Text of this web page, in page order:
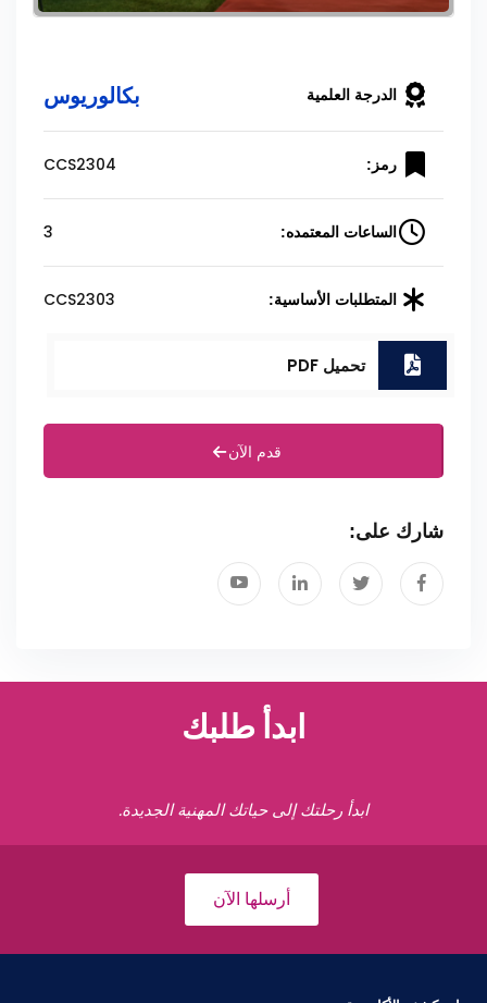
الدرجة العلمية بكالوريوس
رمز: CCS2304
الساعات المعتمده: 3
المتطلبات الأساسية: CCS2303
تحميل PDF
قدم الآن
شارك على:
ابدأ طلبك
ابدأ رحلتك إلى حياتك المهنية الجديدة.
أرسلها الآن